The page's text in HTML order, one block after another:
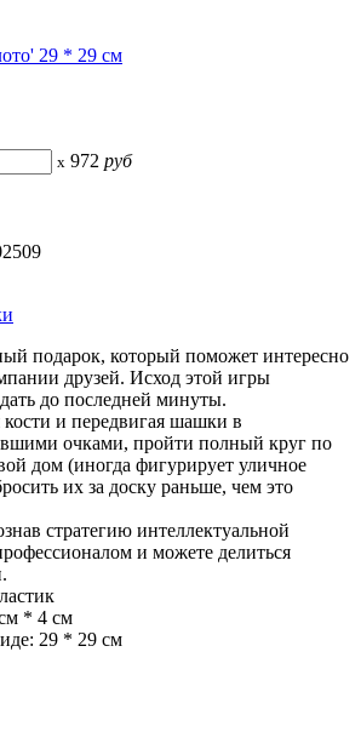
x 972 руб
подарок, который поможет интересно
друзей. Исход этой игры
до последней минуты.
и передвигая шашки в
очками, пройти полный круг по
дом (иногда фигурирует уличное
их за доску раньше, чем это
стратегию интеллектуальной
и можете делиться
* 4 см
29 * 29 см